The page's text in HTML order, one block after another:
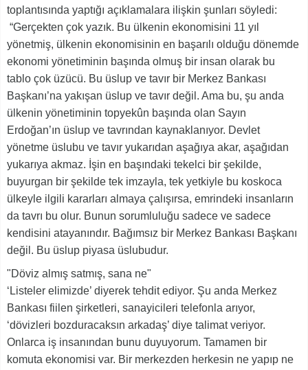
toplantısında yaptığı açıklamalara ilişkin şunları söyledi:
“Gerçekten çok yazık. Bu ülkenin ekonomisini 11 yıl
yönetmiş, ülkenin ekonomisinin en başarılı olduğu dönemde
ekonomi yönetiminin başında olmuş bir insan olarak bu
tablo çok üzücü. Bu üslup ve tavır bir Merkez Bankası
Başkanı’na yakışan üslup ve tavır değil. Ama bu, şu anda
ülkenin yönetiminin topyekûn başında olan Sayın
Erdoğan’ın üslup ve tavrından kaynaklanıyor. Devlet
yönetme üslubu ve tavır yukarıdan aşağıya akar, aşağıdan
yukarıya akmaz. İşin en başındaki tekelci bir şekilde,
buyurgan bir şekilde tek imzayla, tek yetkiyle bu koskoca
ülkeyle ilgili kararları almaya çalışırsa, emrindeki insanların
da tavrı bu olur. Bunun sorumluluğu sadece ve sadece
kendisini atayanındır. Bağımsız bir Merkez Bankası Başkanı
değil. Bu üslup piyasa üslubudur.
"Döviz almış satmış, sana ne"
‘Listeler elimizde’ diyerek tehdit ediyor. Şu anda Merkez
Bankası fiilen şirketleri, sanayicileri telefonla arıyor,
‘dövizleri bozduracaksın arkadaş’ diye talimat veriyor.
Onlarca iş insanından bunu duyuyorum. Tamamen bir
komuta ekonomisi var. Bir merkezden herkesin ne yapıp ne